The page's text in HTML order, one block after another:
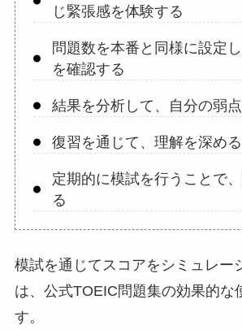
じ緊張感を体験する
問題数を本番と同様に設定
を確認する
結果を分析して、自分の弱
復習を通じて、理解を深め
定期的に模試を行うことで
る
模試を通じてスコアをシミュレー
は、公式TOEIC問題集の効果的な
す。